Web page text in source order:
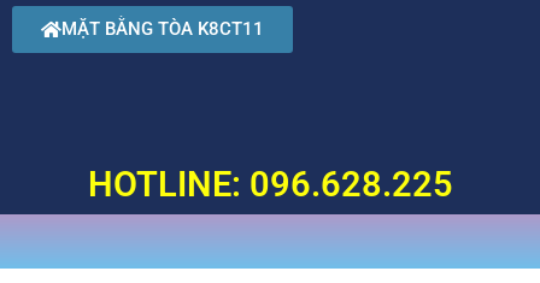
MẶT BẰNG TÒA K8CT11
HOTLINE: 096.628.225